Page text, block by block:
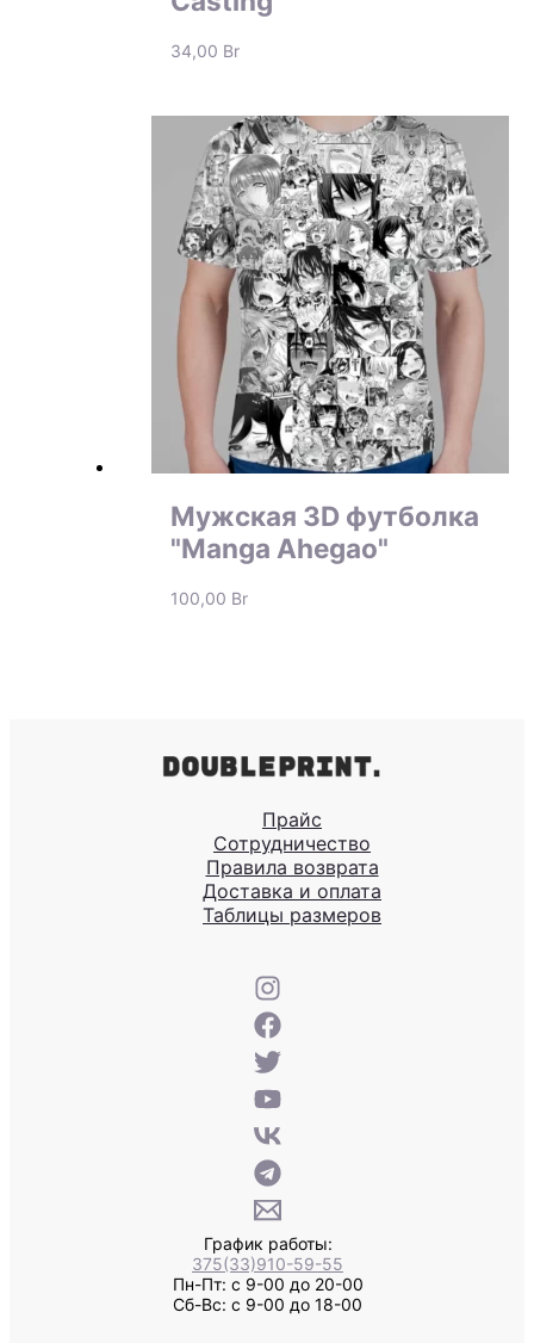
34,00 Br
Мужская 3D футболка
"Manga Ahegao"
100,00 Br
Прайс
Сотрудничество
Правила возврата
Доставка и оплата
Таблицы размеров
График работы:
375(33)910-59-55
Пн-Пт: с 9-00 до 20-00
Сб-Вс: с 9-00 до 18-00